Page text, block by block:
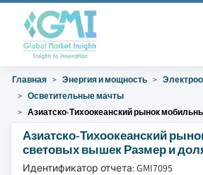
Главная Энергия и мощность
Осветительные мачты
Азиатско-Тихоокеанский рынок
Азиатско-Тихоокеанский
световых вышек Размер и
Идентификатор отчета: GMI7095